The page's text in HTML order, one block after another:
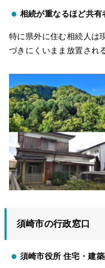
相続が重なるほど共
特に県外に住む相続人は
づきにくいまま放置され
須崎市の行政窓口
須崎市役所 住宅・建